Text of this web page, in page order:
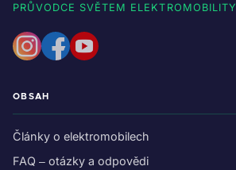
PRŮVODCE SVĚTEM ELEKTROMOBILITY
OBSAH
Články o elektromobilech
FAQ – otázky a odpovědi